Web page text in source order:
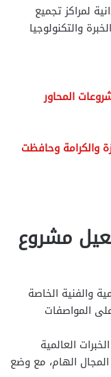
لمراكز تجميع
والتكنولوجيا
المحاور
رسخت العزة والكرامة وحافظت
مشروع
والفنية الخاصة
المواصفات
العالمية
الهام، مع وضع